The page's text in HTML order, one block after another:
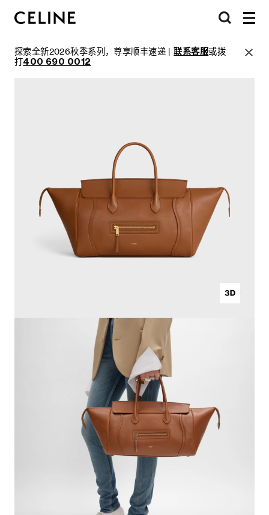
探索全新2026秋季系列，尊享顺丰速递 |联系客服或拨
打400 690 0012